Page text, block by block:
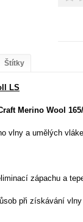
Štítky
LS
Merino Wool
vlny a umělých
zápachu a
při získávání vlny